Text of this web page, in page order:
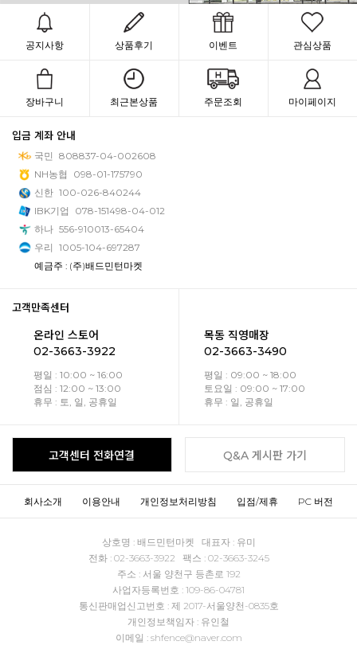
공지사항 상품후기 이벤트 관심상품
장바구니 최근본상품 주문조회 마이페이지
입금 계좌 안내
국민 808837-04-002608
NH농협
098-01-175790
신한 100-026-840244
IBK기업
078-151498-04-012
하나 556-910013-65404
우리 1005-104-697287
예금주 : (주)배드민턴마켓
고객만족센터
온라인 스토어
02-3663-3922
평일 : 10:00 ~ 16:00
점심 : 12:00 ~ 13:00
휴무 : 토, 일, 공휴일
목동 직영매장
02-3663-3490
평일 : 09:00 ~ 18:00
토요일 : 09:00 ~ 17:00
휴무 : 일, 공휴일
고객센터 전화연결 Q&A 게시판 가기
회사소개 이용안내 개인정보처리방침 입점/제휴 PC 버전
상호명 : 배드민턴마켓 대표자 : 유미
전화 : 02-3663-3922 팩스 : 02-3663-3245
주소 : 서울 양천구 등촌로 192
사업자등록번호 : 109-86-04781
통신판매업신고번호 : 제 2017-서울양천-0835호
개인정보책임자 : 유인철
이메일 : shfence@naver.com